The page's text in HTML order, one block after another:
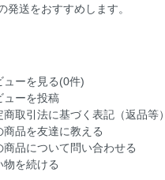
送をおすすめします。
ューを見る(0件)
ューを投稿
商取引法に基づく表記（返品等）
商品を友達に教える
商品について問い合わせる
物を続ける